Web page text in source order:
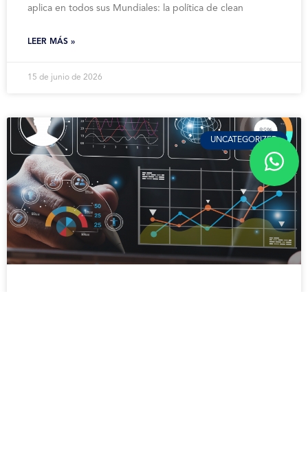
aplica en todos sus Mundiales: la política de clean
LEER MÁS »
15 de junio de 2026
UNCATEGORIZED